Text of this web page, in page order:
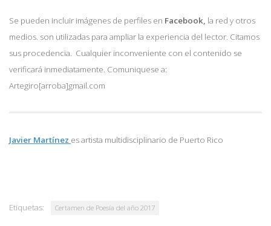
Se pueden incluir imágenes de perfiles en Facebook, la red y otros
medios. son utilizadas para ampliar la experiencia del lector. Citamos
sus procedencia. Cualquier inconveniente con el contenido se
verificará inmediatamente. Comuniquese a:
Artegiro[arroba]gmail.com
Javier Martínez es artista multidisciplinario de Puerto Rico
Etiquetas: Certamen de Poesía del año 2017